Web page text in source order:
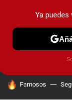
PRUEBAS
HOY SE HABLA DE
Famosos
Ya